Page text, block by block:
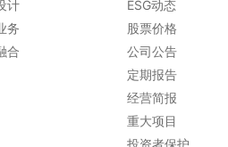
计
务
合
ESG动态
股票价格
公司公告
定期报告
经营简报
重大项目
投资者保护